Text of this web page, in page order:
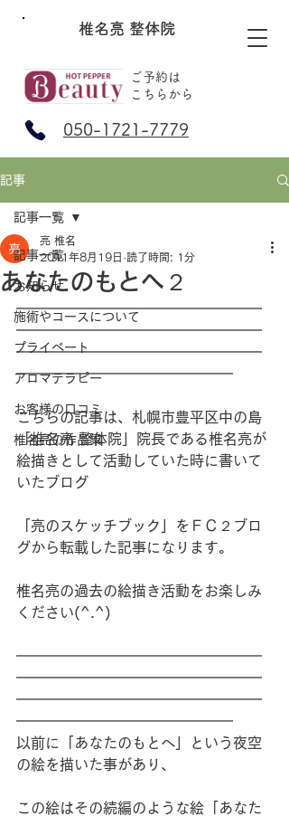
椎名亮 整体院
ご予約は
​こちらから
050-1721-7779
記事
記事一覧
お知らせ
施術やコースについて
プライベート
アロマテラピー
お客様の口コミ
椎名亮の作品集
記事一覧
あなたのもとへ２
亮 椎名
2011年8月19日 読了時間: 1分
━━━━━━━━━━━━━━━━━
━━━━━━━━━━━━━━━━━
━━━━━━━━━━━━━━━━━
━━━━━━━━━━━━━━━
こちらの記事は、札幌市豊平区中の島
「椎名亮 整体院」院長である椎名亮が
絵描きとして活動していた時に書いて
いたブログ
「亮のスケッチブック」をＦＣ２ブロ
グから転載した記事になります。
椎名亮の過去の絵描き活動をお楽しみ
ください(^.^)
━━━━━━━━━━━━━━━━━
━━━━━━━━━━━━━━━━━
━━━━━━━━━━━━━━━━━
━━━━━━━━━━━━━━━
以前に「あなたのもとへ」という夜空
の絵を描いた事があり、
この絵はその続編のような絵「あなた